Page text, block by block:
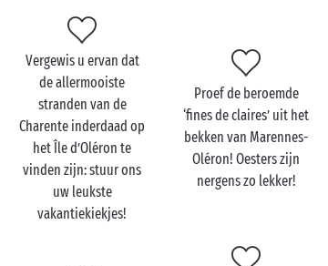
Bezoek de Charente
Maritime met z'n
tweetjes
Uw romantischuitje is een uitgelezen gelegenheid
om een paradijselijke boottocht in de sublieme
archipel van de Charente te maken. Ontdek welk
d’Aix of Île Madame. Op het Île de Ré is het heerlijk
Vergewis u ervan dat
de allermooiste
stranden van de
Charente inderdaad op
het Île d’Oléron te
vinden zijn: stuur ons
uw leukste
vakantiekiekjes!
Proef de beroemde
‘fines de claires’ uit het
bekken van Marennes-
Oléron! Oesters zijn
nergens zo lekker!